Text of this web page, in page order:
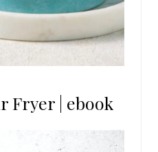
Fryer | ebook